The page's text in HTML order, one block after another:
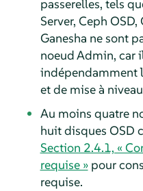
passerelles, tels
Server, Ceph
Ganesha ne sont
noeud Admin, car
indépendamment
et de mise à
Au moins quatre
huit disques OSD
Section 2.4.1, «
requise »pour
requise.